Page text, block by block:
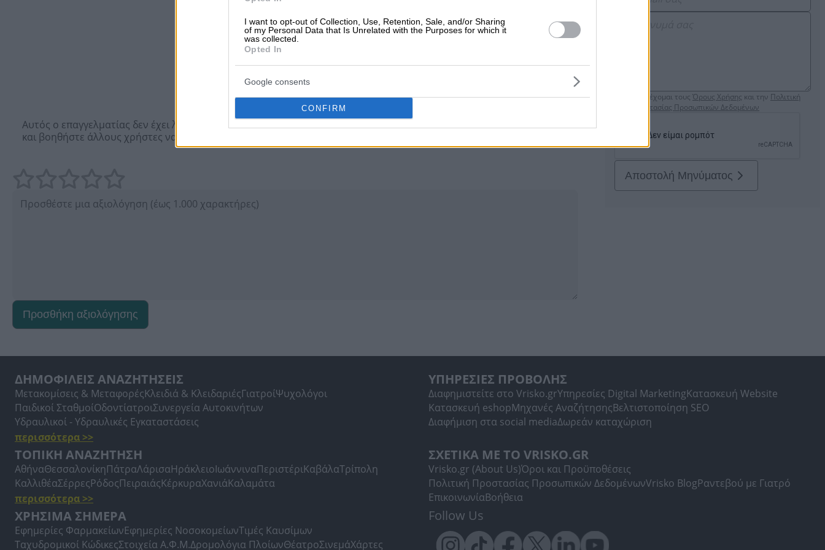
I want to opt-out of Collection, Use, Retention, Sale, and/or Sharing
of my Personal Data that Is Unrelated with the Purposes for which it
was collected.
Opted In
Google consents
CONFIRM
Δεν υπάρχουν ακόμα αξιολογήσεις
Αυτός ο επαγγελματίας δεν έχει λάβει ακόμα καμία αξιολόγηση. Γίνετε ο πρώτος που θα μοιραστεί την εμπειρία του
και βοηθήστε άλλους χρήστες να κάνουν τη σωστή επιλογή!
Προσθήκη αξιολόγησης
Αποδέχομαι τους Όρους Χρήσης και την Πολιτική
Προστασίας Προσωπικών Δεδομένων
Αποστολή Μηνύματος
ΔΗΜΟΦΙΛΕΙΣ ΑΝΑΖΗΤΗΣΕΙΣ
Μετακομίσεις & ΜεταφορέςΚλειδιά & ΚλειδαριέςΓιατροίΨυχολόγοι
Παιδικοί ΣταθμοίΟδοντίατροιΣυνεργεία Αυτοκινήτων
Υδραυλικοί - Υδραυλικές Εγκαταστάσεις
περισσότερα >>
ΥΠΗΡΕΣΙΕΣ ΠΡΟΒΟΛΗΣ
Διαφημιστείτε στο Vrisko.grΥπηρεσίες Digital MarketingΚατασκευή Website
Κατασκευή eshopΜηχανές ΑναζήτησηςΒελτιστοποίηση SEO
Διαφήμιση στα social mediaΔωρεάν καταχώριση
ΤΟΠΙΚΗ ΑΝΑΖΗΤΗΣΗ
ΑθήναΘεσσαλονίκηΠάτραΛάρισαΗράκλειοΙωάννιναΠεριστέριΚαβάλαΤρίπολη
ΚαλλιθέαΣέρρεςΡόδοςΠειραιάςΚέρκυραΧανιάΚαλαμάτα
περισσότερα >>
ΣΧΕΤΙΚΑ ΜΕ ΤΟ VRISKO.GR
Vrisko.gr (About Us)Όροι και Προϋποθέσεις
Πολιτική Προστασίας Προσωπικών ΔεδομένωνVrisko BlogΡαντεβού με Γιατρό
ΕπικοινωνίαΒοήθεια
ΧΡΗΣΙΜΑ ΣΗΜΕΡΑ
Εφημερίες ΦαρμακείωνΕφημερίες ΝοσοκομείωνΤιμές Καυσίμων
Ταχυδρομικοί ΚώδικεςΣτοιχεία Α.Φ.Μ.Δρομολόγια ΠλοίωνΘέατροΣινεμάΧάρτες
Follow Us